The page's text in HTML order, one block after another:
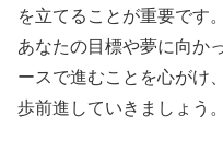
を立てることが重要です
あなたの目標や夢に向か
ースで進むことを心がけ
歩前進していきましょう